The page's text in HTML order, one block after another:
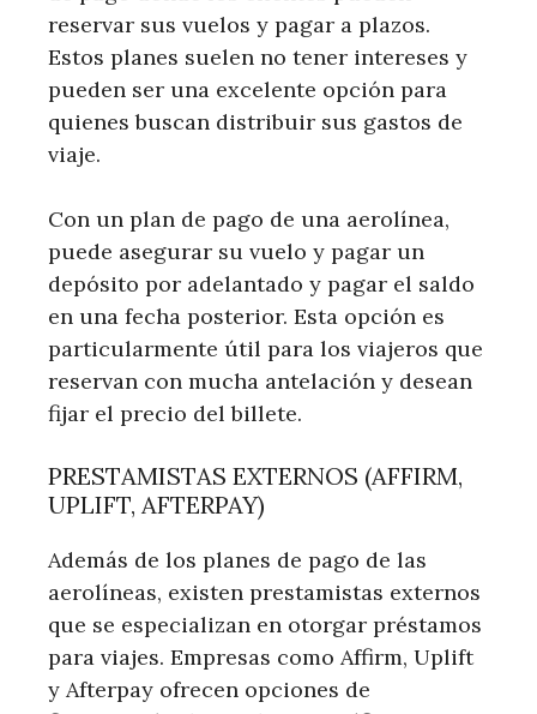
reservar sus vuelos y pagar a plazos.
Estos planes suelen no tener intereses y
pueden ser una excelente opción para
quienes buscan distribuir sus gastos de
viaje.
Con un plan de pago de una aerolínea,
puede asegurar su vuelo y pagar un
depósito por adelantado y pagar el saldo
en una fecha posterior. Esta opción es
particularmente útil para los viajeros que
reservan con mucha antelación y desean
fijar el precio del billete.
PRESTAMISTAS EXTERNOS (AFFIRM,
UPLIFT, AFTERPAY)
Además de los planes de pago de las
aerolíneas, existen prestamistas externos
que se especializan en otorgar préstamos
para viajes. Empresas como Affirm, Uplift
y Afterpay ofrecen opciones de